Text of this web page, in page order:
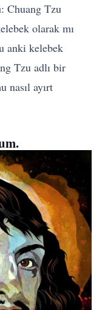
Chuang Tzu
olarak mı
anki kelebek
Tzu adlı bir
nasıl ayırt